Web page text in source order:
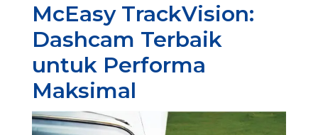
McEasy TrackVision:
Dashcam Terbaik
untuk Performa
Maksimal